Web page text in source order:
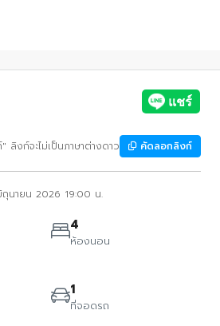
งก์จะไม่เป็นภาษาต่างดาว คัดลอกลิงก์
นายน 2026 19:00 น.
4
ห้องนอน
1
ที่จอดรถ